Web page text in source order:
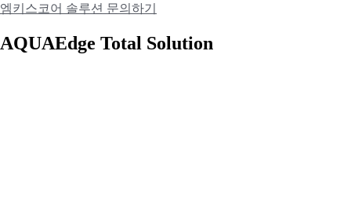
엠키스코어 솔루션 문의하기
AQUAEdge Total Solution